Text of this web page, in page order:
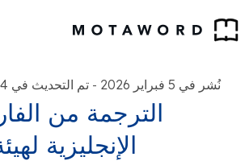
نُشر في 5 فبراير 2026 - تم التحديث في 24 فبراير 2026
الترجمة من
الإنجليزية